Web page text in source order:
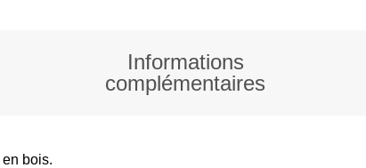
Informations
complémentaires
bois.